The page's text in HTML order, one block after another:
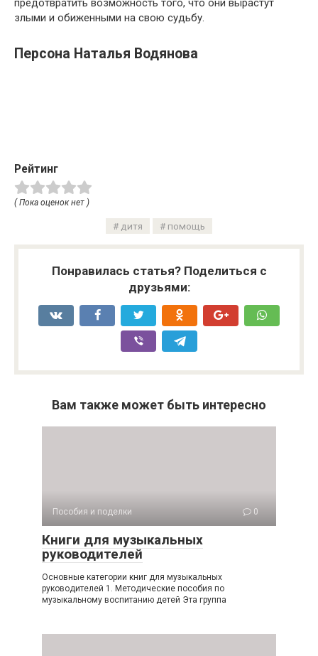
предотвратить возможность того, что они вырастут
злыми и обиженными на свою судьбу.
Персона Наталья Водянова
Рейтинг
( Пока оценок нет )
дитя помощь
Понравилась статья? Поделиться с
друзьями:
Вам также может быть интересно
Пособия и поделки 0
Книги для музыкальных
руководителей
Основные категории книг для музыкальных
руководителей 1. Методические пособия по
музыкальному воспитанию детей Эта группа